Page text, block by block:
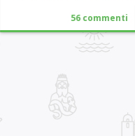
56 commenti